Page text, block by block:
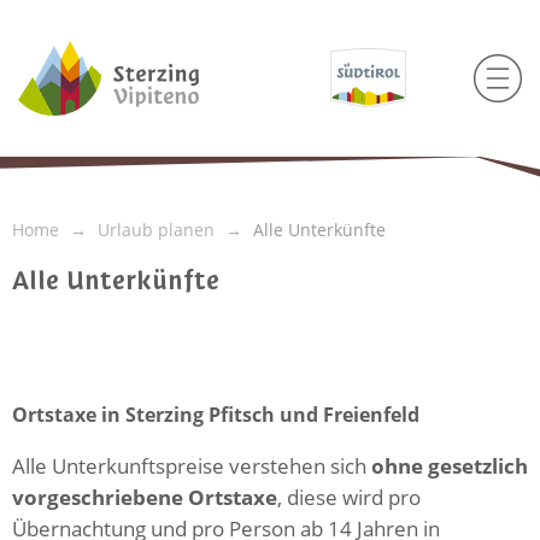
Home Urlaub planen Alle Unterkünfte
Alle Unterkünfte
Ortstaxe in Sterzing Pfitsch und Freienfeld
Alle Unterkunftspreise verstehen sich ohne gesetzlich
vorgeschriebene Ortstaxe, diese wird pro
Übernachtung und pro Person ab 14 Jahren in